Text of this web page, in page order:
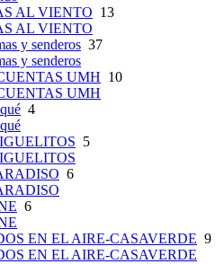
AL VIENTO 13
AL VIENTO
y senderos 37
y senderos
UMH 10
UMH
4
5
6
6
EN EL AIRE-CASAVERDE 9
EN EL AIRE-CASAVERDE